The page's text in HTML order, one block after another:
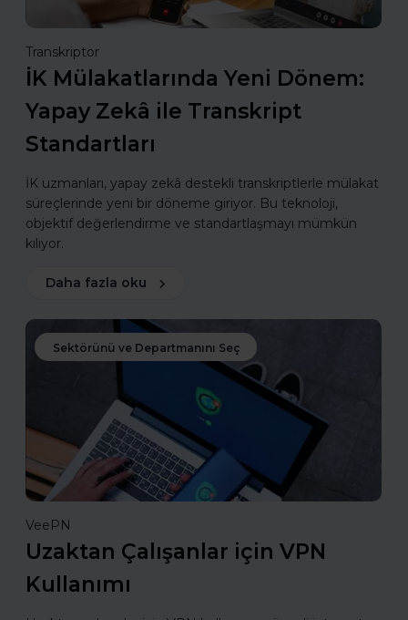
Transkriptor
İK Mülakatlarında Yeni Dönem:
Yapay Zekâ ile Transkript
Standartları
İK uzmanları, yapay zekâ destekli transkriptlerle mülakat
süreçlerinde yeni bir döneme giriyor. Bu teknoloji,
objektif değerlendirme ve standartlaşmayı mümkün
kılıyor.
Daha fazla oku
Sektörünü ve Departmanını Seç
VeePN
Uzaktan Çalışanlar için VPN
Kullanımı